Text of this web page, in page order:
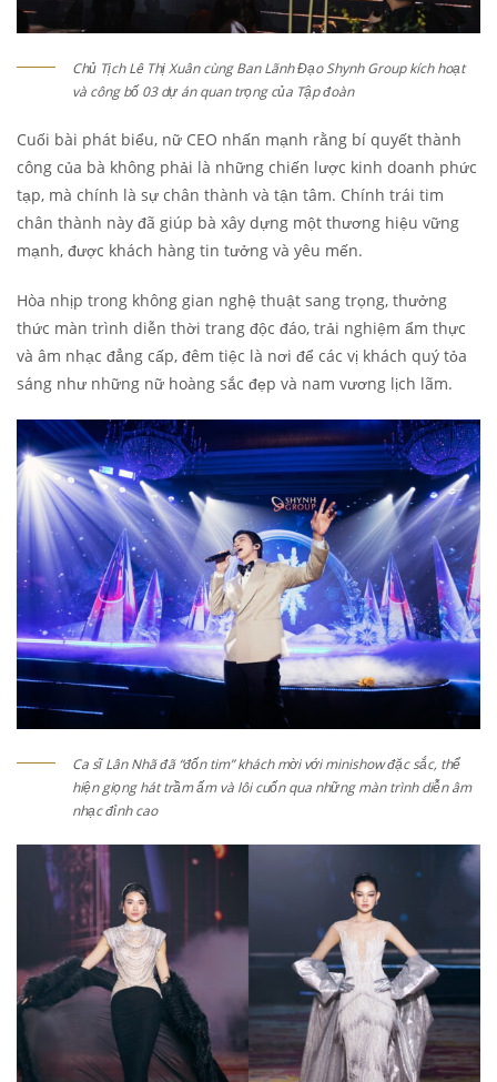
Chủ Tịch Lê Thị Xuân cùng Ban Lãnh Đạo Shynh Group kích hoạt
và công bố 03 dự án quan trọng của Tập đoàn
Cuối bài phát biểu, nữ CEO nhấn mạnh rằng bí quyết thành
công của bà không phải là những chiến lược kinh doanh phức
tạp, mà chính là sự chân thành và tận tâm. Chính trái tim
chân thành này đã giúp bà xây dựng một thương hiệu vững
mạnh, được khách hàng tin tưởng và yêu mến.
Hòa nhịp trong không gian nghệ thuật sang trọng, thưởng
thức màn trình diễn thời trang độc đáo, trải nghiệm ẩm thực
và âm nhạc đẳng cấp, đêm tiệc là nơi để các vị khách quý tỏa
sáng như những nữ hoàng sắc đẹp và nam vương lịch lãm.
Ca sĩ Lân Nhã đã “đốn tim” khách mời với minishow đặc sắc, thể
hiện giọng hát trầm ấm và lôi cuốn qua những màn trình diễn âm
nhạc đỉnh cao